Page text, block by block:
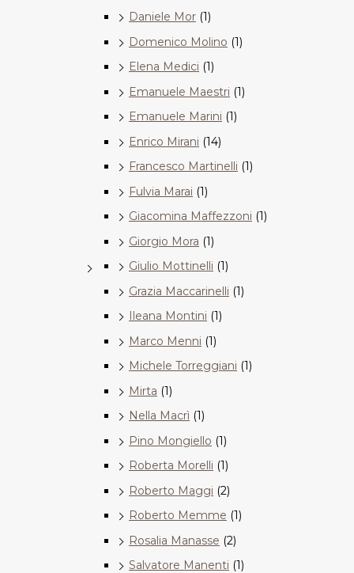
Daniele Mor (1)
Domenico Molino (1)
Elena Medici (1)
Emanuele Maestri (1)
Emanuele Marini (1)
Enrico Mirani (14)
Francesco Martinelli (1)
Fulvia Marai (1)
Giacomina Maffezzoni (1)
Giorgio Mora (1)
Giulio Mottinelli (1)
Grazia Maccarinelli (1)
Ileana Montini (1)
Marco Menni (1)
Michele Torreggiani (1)
Mirta (1)
Nella Macrì (1)
Pino Mongiello (1)
Roberta Morelli (1)
Roberto Maggi (2)
Roberto Memme (1)
Rosalia Manasse (2)
Salvatore Manenti (1)